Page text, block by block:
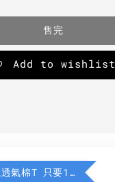
售完
Add to wishlist
加購 MIT防曬透氣棉T 只要190元